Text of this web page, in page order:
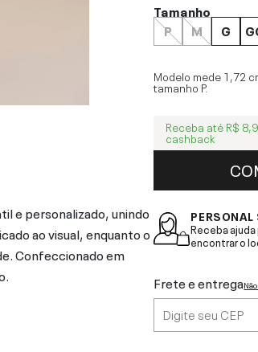
e personalizado, unindo
ao visual, enquanto o
Confeccionado em
Tamanho
P
M G
Modelo mede 1,72
tamanho P.
Receba até R$
cashback
PERSONAL
Receba
encontrar o
Frete e entrega